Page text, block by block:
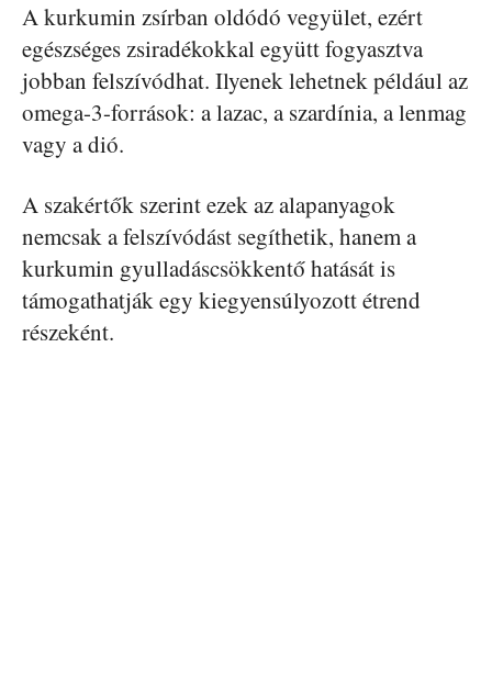
A kurkumin zsírban oldódó vegyület, ezért
egészséges zsiradékokkal együtt fogyasztva
jobban felszívódhat. Ilyenek lehetnek például az
omega-3-források: a lazac, a szardínia, a lenmag
vagy a dió.
A szakértők szerint ezek az alapanyagok
nemcsak a felszívódást segíthetik, hanem a
kurkumin gyulladáscsökkentő hatását is
támogathatják egy kiegyensúlyozott étrend
részeként.